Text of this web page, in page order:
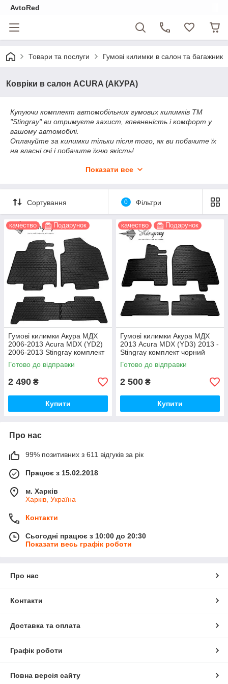
AvtoRed
Товари та послуги Гумові килимки в салон та багажник
Ковріки в салон ACURA (АКУРА)
Купуючи комплект автомобільних гумових килимків ТМ
"Stingray" ви отримуєте захист, впевненість і комфорт у
вашому автомобілі.
Оплачуйте за килимки тільки після того, як ви побачите їх
на власні очі і побачите їхню якість!
Будьмо вдячні. за відгуки в нашому інтернет-магазині.
товаром, який набули.
Показати все
Сортування 0 Фільтри
качество Подарунок
Гумові килимки Акура МДХ
2006-2013 Acura MDX (YD2)
2006-2013 Stingray комплект
чорний
Готово до відправки
2 490 ₴
Купити
качество Подарунок
Гумові килимки Акура МДХ
2013 Acura MDX (YD3) 2013 -
Stingray комплект чорний
Готово до відправки
2 500 ₴
Купити
Про нас
99% позитивних з 611 відгуків за рік
Працює з 15.02.2018
м. Харків
Харків, Україна
Контакти
Сьогодні працює з 10:00 до 20:30
Показати весь графік роботи
Про нас
Контакти
Доставка та оплата
Графік роботи
Повна версія сайту